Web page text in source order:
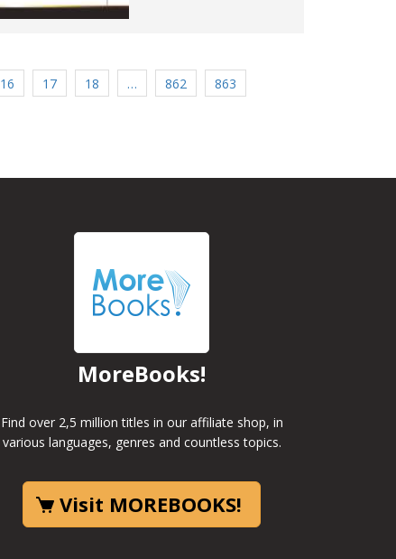
16 17 18 … 862
863
MoreBooks!
Find over 2,5 million titles in our affiliate shop, in
various languages, genres and countless topics.
Visit MOREBOOKS!